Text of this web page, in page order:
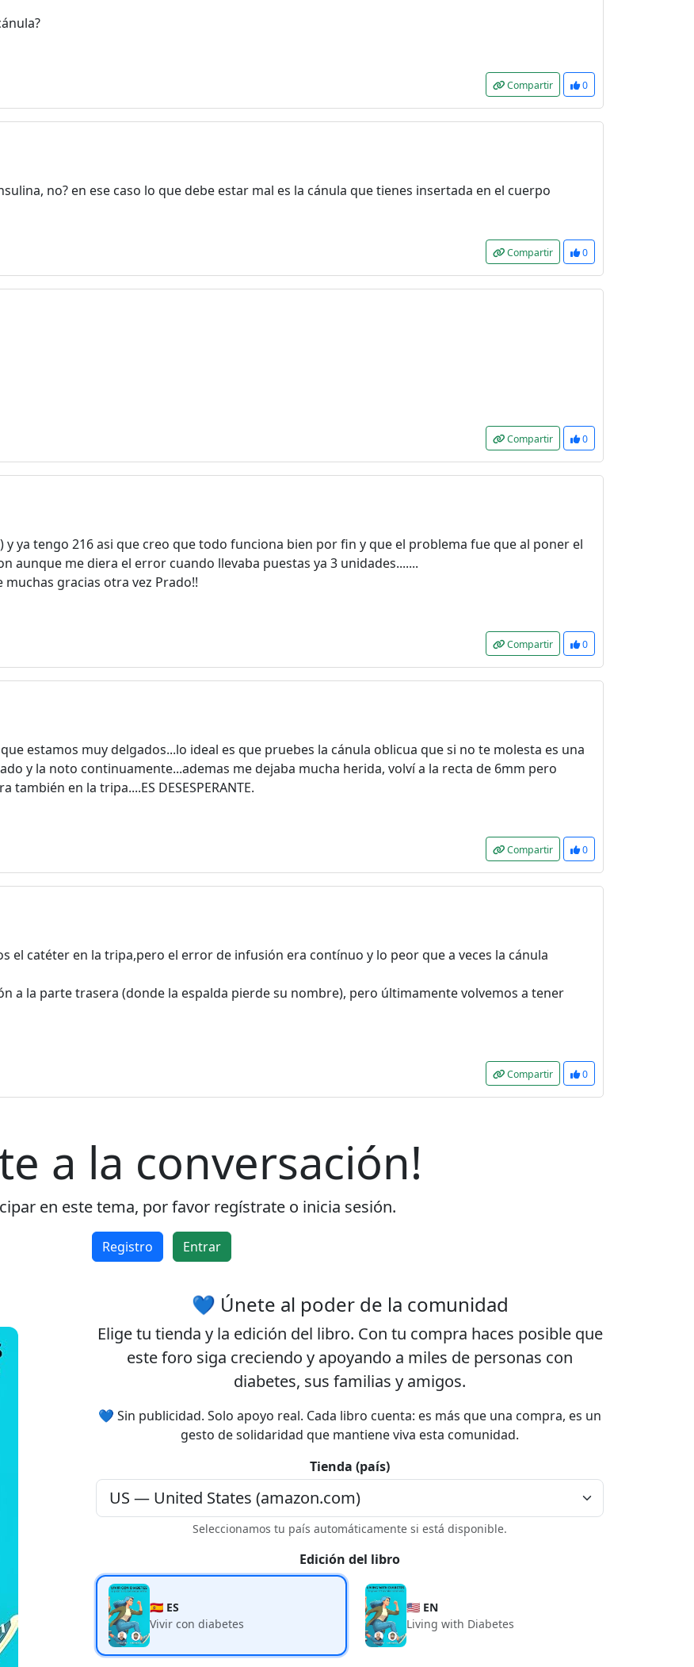
Compartir 0
no? en ese caso lo que debe estar mal es la cánula que tienes insertada en el cuerpo
Compartir 0
Compartir 0
ya tengo 216 asi que creo que todo funciona bien por fin y que el problema fue que al poner el
aunque me diera el error cuando llevaba puestas ya 3 unidades.......
muchas gracias otra vez Prado!!
Compartir 0
estamos muy delgados...lo ideal es que pruebes la cánula oblicua que si no te molesta es una
y la noto continuamente...ademas me dejaba mucha herida, volví a la recta de 6mm pero
en la tripa....ES DESESPERANTE.
Compartir 0
el catéter en la tripa,pero el error de infusión era contínuo y lo peor que a veces la cánula
a la parte trasera (donde la espalda pierde su nombre), pero últimamente volvemos a tener
Compartir 0
a la conversación!
en este tema, por favor regístrate o inicia sesión.
Registro Entrar
💙 Únete al poder de la comunidad
Elige tu tienda y la edición del libro. Con tu compra haces posible que
este foro siga creciendo y apoyando a miles de personas con
diabetes, sus familias y amigos.
💙 Sin publicidad. Solo apoyo real. Cada libro cuenta: es más que una compra, es un
gesto de solidaridad que mantiene viva esta comunidad.
Tienda (país)
Seleccionamos tu país automáticamente si está disponible.
Edición del libro
🇪🇸 ES
Vivir con diabetes
🇺🇸 EN
Living with Diabetes
mejor experiencia en nuestro
Disfruta del foro sin publicidad
El registro es completamente
foro sin publicidad.
Aceptar las cookies e ir al registro